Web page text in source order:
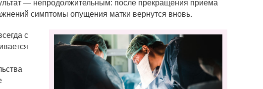
— непродолжительным: после прекращения приема
симптомы опущения матки вернутся вновь.
с